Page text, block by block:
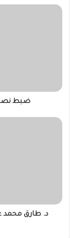
ضبط
ضبط نصف
د.
الأمنية
د. طارق محمد